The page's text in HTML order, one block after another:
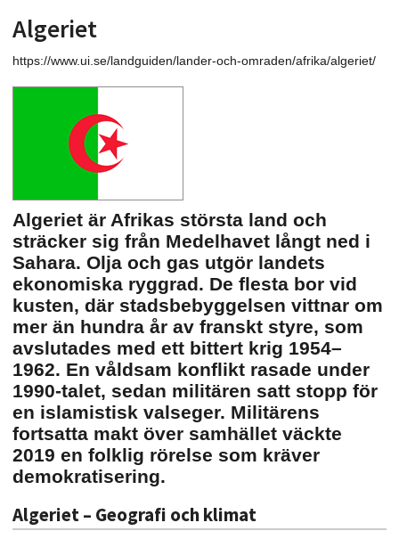
Algeriet
https://www.ui.se/landguiden/lander-och-omraden/afrika/algeriet/
Algeriet är Afrikas största land och
sträcker sig från Medelhavet långt ned i
Sahara. Olja och gas utgör landets
ekonomiska ryggrad. De flesta bor vid
kusten, där stadsbebyggelsen vittnar om
mer än hundra år av franskt styre, som
avslutades med ett bittert krig 1954–
1962. En våldsam konflikt rasade under
1990-talet, sedan militären satt stopp för
en islamistisk valseger. Militärens
fortsatta makt över samhället väckte
2019 en folklig rörelse som kräver
demokratisering.
Algeriet – Geografi och klimat